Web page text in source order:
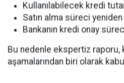
Kullanılabilecek kredi
Satın alma süreci
Bankanın kredi onay
Bu nedenle ekspertiz
aşamalarından biri olarak